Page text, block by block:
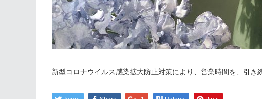
新型コロナウイルス感染拡大防止対策により、営業時間を、引